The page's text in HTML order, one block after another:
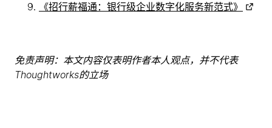
《招行薪福通：银行级企业数字化服务新范式》
免责声明：本文内容仅表明作者本人观点，并不代表
Thoughtworks的立场